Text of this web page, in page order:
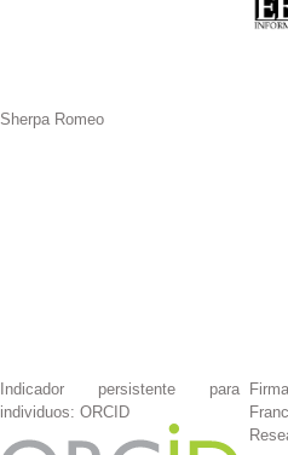
Sherpa Romeo
Indicador persistente para
individuos: ORCID